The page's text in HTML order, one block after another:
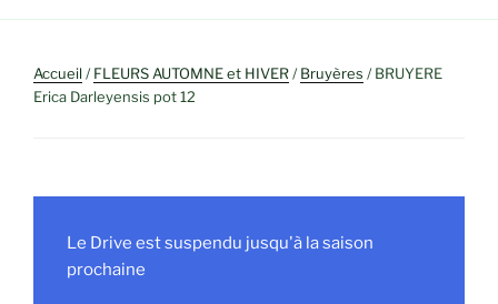
Accueil/FLEURS AUTOMNE et HIVER/Bruyères / BRUYERE
Erica Darleyensis pot 12
Le Drive est suspendu jusqu'à la saison
prochaine